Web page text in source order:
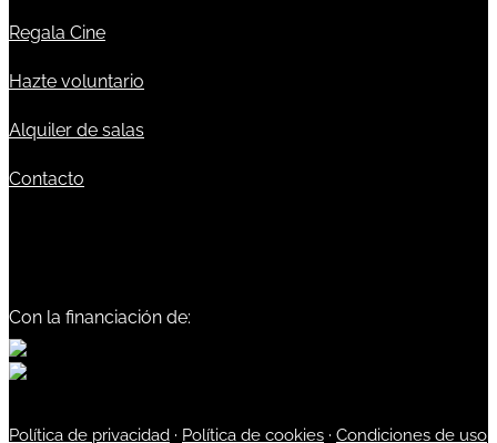
Regala Cine
Hazte voluntario
Alquiler de salas
Contacto
Con la financiación de:
Política de privacidad · Política de cookies · Condiciones de uso